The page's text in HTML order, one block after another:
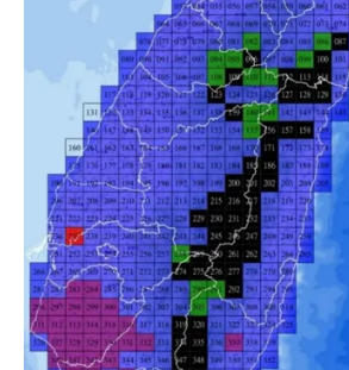
何回應。有人說，香就像人與神靈之
神靈連線的同時，如何降低拜香者自
法令規範還未完備時，環保香、電子
式，把香帶離信仰、進入日常？※【你
與信仰的結與解】專題報導各篇連結：